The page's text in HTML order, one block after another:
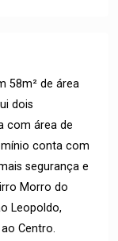
58m² de área
dois
com área de
conta com
segurança e
Morro do
Leopoldo,
Centro.